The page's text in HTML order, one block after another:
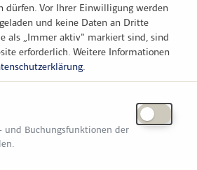
600
dürfen. Vor Ihrer Einwilligung werden
und keine Daten an Dritte
als „Immer aktiv" markiert sind, sind
erforderlich. Weitere Informationen
.
und Buchungsfunktionen der